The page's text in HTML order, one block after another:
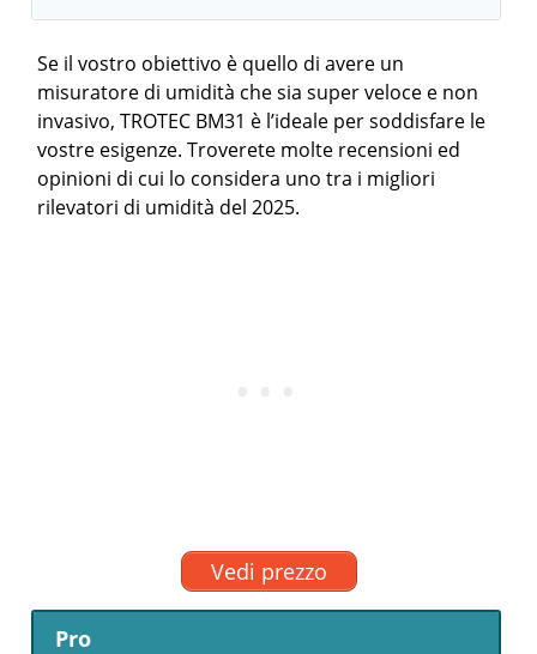
Se il vostro obiettivo è quello di avere un
misuratore di umidità che sia super veloce e non
invasivo, TROTEC BM31 è l’ideale per soddisfare le
vostre esigenze. Troverete molte recensioni ed
opinioni di cui lo considera uno tra i migliori
rilevatori di umidità del 2025.
Vedi prezzo
Pro